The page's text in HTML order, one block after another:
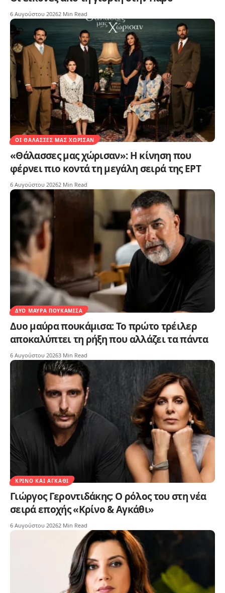
6 Αυγούστου 20262 Min Read
ΟΙ ΘΆΛΑΣΣΕΣ ΜΑΣ ΧΏΡΙΣΑΝ
«Θάλασσες μας χώρισαν»: Η κίνηση που
φέρνει πιο κοντά τη μεγάλη σειρά της ΕΡΤ
6 Αυγούστου 20262 Min Read
ΔΥΟ ΜΑΎΡΑ ΠΟΥΚΆΜΙΣΑ
Δυο μαύρα πουκάμισα: Το πρώτο τρέιλερ
αποκαλύπτει τη ρήξη που αλλάζει τα πάντα
6 Αυγούστου 20263 Min Read
ΚΡΊΝΟ ΚΑΙ ΑΓΚΆΘΙ
Γιώργος Γεροντιδάκης: Ο ρόλος του στη νέα
σειρά εποχής «Κρίνο & Αγκάθι»
6 Αυγούστου 20262 Min Read